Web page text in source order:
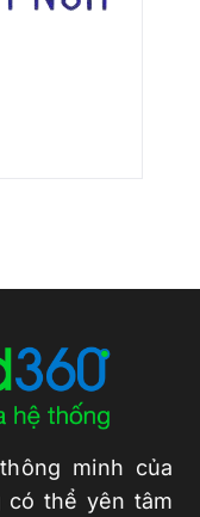
minh của
có thể yên tâm